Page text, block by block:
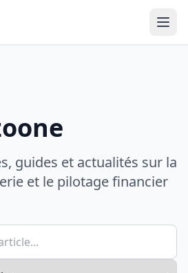
guides et actualités sur la
et le pilotage financier